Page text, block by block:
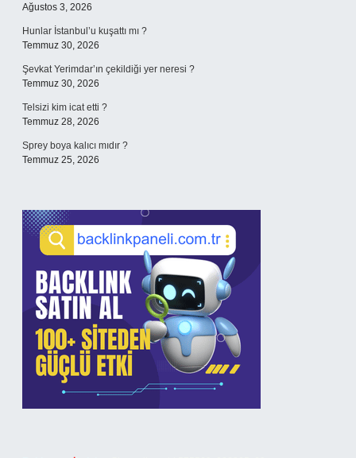
Ağustos 3, 2026
Hunlar İstanbul’u kuşattı mı ?
Temmuz 30, 2026
Şevkat Yerimdar’ın çekildiği yer neresi ?
Temmuz 30, 2026
Telsizi kim icat etti ?
Temmuz 28, 2026
Sprey boya kalıcı mıdır ?
Temmuz 25, 2026